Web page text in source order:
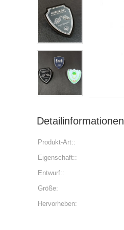
Detailinformationen
Produkt-Art::
Eigenschaft::
Entwurf::
Größe:
Hervorheben: